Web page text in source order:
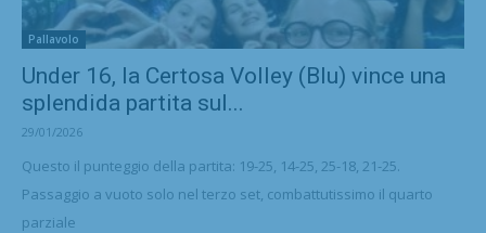
Pallavolo
Under 16, la Certosa Volley (Blu) vince una
splendida partita sul...
29/01/2026
Questo il punteggio della partita: 19-25, 14-25, 25-18, 21-25.
Passaggio a vuoto solo nel terzo set, combattutissimo il quarto
parziale